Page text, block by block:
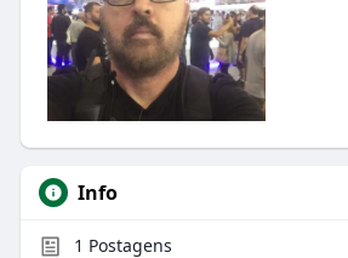
Info
1 Postagens